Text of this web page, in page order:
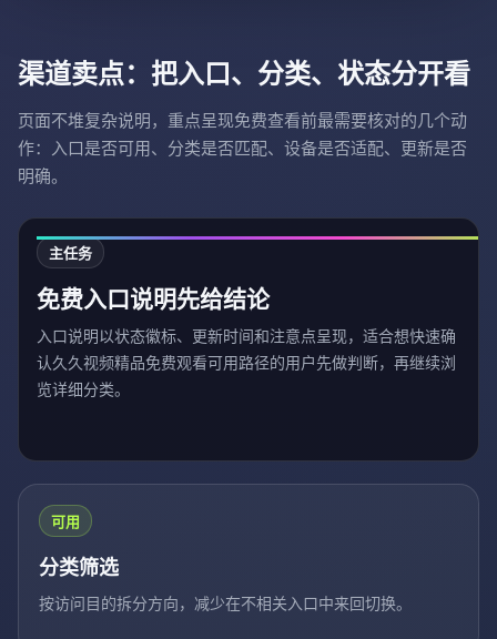
渠道卖点：把入口、分类、状态分开看
页面不堆复杂说明，重点呈现免费查看前最需要核对的几个动
作：入口是否可用、分类是否匹配、设备是否适配、更新是否
明确。
主任务
免费入口说明先给结论
入口说明以状态徽标、更新时间和注意点呈现，适合想快速确
认久久视频精品免费观看可用路径的用户先做判断，再继续浏
览详细分类。
可用
分类筛选
按访问目的拆分方向，减少在不相关入口中来回切换。